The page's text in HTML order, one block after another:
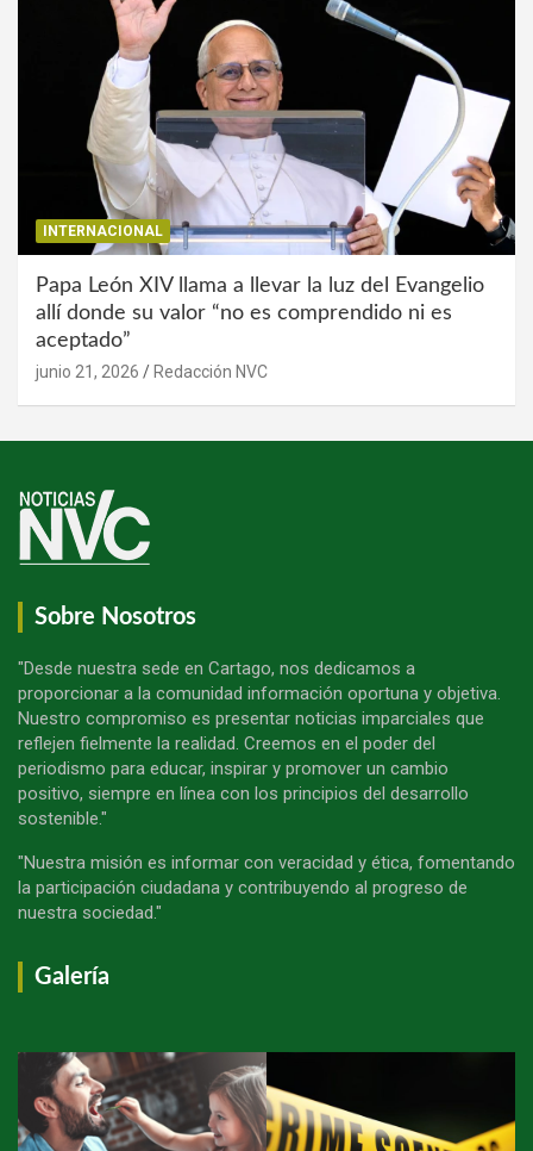
INTERNACIONAL
Papa León XIV llama a llevar la luz del Evangelio
allí donde su valor “no es comprendido ni es
aceptado”
junio 21, 2026 Redacción NVC
Sobre Nosotros
"Desde nuestra sede en Cartago, nos dedicamos a
proporcionar a la comunidad información oportuna y objetiva.
Nuestro compromiso es presentar noticias imparciales que
reflejen fielmente la realidad. Creemos en el poder del
periodismo para educar, inspirar y promover un cambio
positivo, siempre en línea con los principios del desarrollo
sostenible."
"Nuestra misión es informar con veracidad y ética, fomentando
la participación ciudadana y contribuyendo al progreso de
nuestra sociedad."
Galería